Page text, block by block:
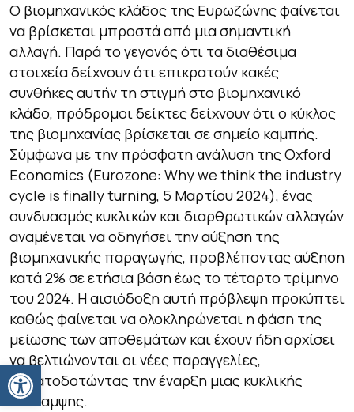
Ανοίξτε τη γραμμή εργαλείων
Ο βιομηχανικός κλάδος της Ευρωζώνης φαίνεται
να βρίσκεται μπροστά από μια σημαντική
αλλαγή. Παρά το γεγονός ότι τα διαθέσιμα
στοιχεία δείχνουν ότι επικρατούν κακές
συνθήκες αυτήν τη στιγμή στο βιομηχανικό
κλάδο, πρόδρομοι δείκτες δείχνουν ότι ο κύκλος
της βιομηχανίας βρίσκεται σε σημείο καμπής.
Σύμφωνα με την πρόσφατη ανάλυση της Oxford
Economics (Eurozone: Why we think the industry
cycle is finally turning, 5 Μαρτίου 2024), ένας
συνδυασμός κυκλικών και διαρθρωτικών αλλαγών
αναμένεται να οδηγήσει την αύξηση της
βιομηχανικής παραγωγής, προβλέποντας αύξηση
κατά 2% σε ετήσια βάση έως το τέταρτο τρίμηνο
του 2024. Η αισιόδοξη αυτή πρόβλεψη προκύπτει
καθώς φαίνεται να ολοκληρώνεται η φάση της
μείωσης των αποθεμάτων και έχουν ήδη αρχίσει
να βελτιώνονται οι νέες παραγγελίες,
σηματοδοτώντας την έναρξη μιας κυκλικής
ανάκαμψης.